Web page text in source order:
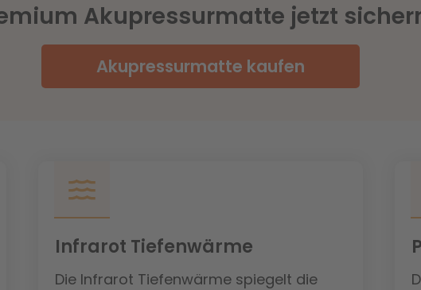
Akupressurmatte jetzt
Akupressurmatte kaufen
Infrarot Tiefenwärme
Die Infrarot Tiefenwärme spiegelt die